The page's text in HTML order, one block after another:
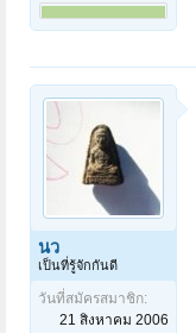
นว
เป็นที่รู้จักกันดี
วันที่สมัครสมาชิก:
21 สิงหาคม 2006